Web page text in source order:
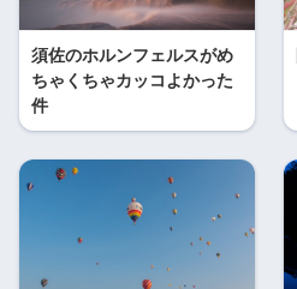
須佐のホルンフェルスがめ
ちゃくちゃカッコよかった
件